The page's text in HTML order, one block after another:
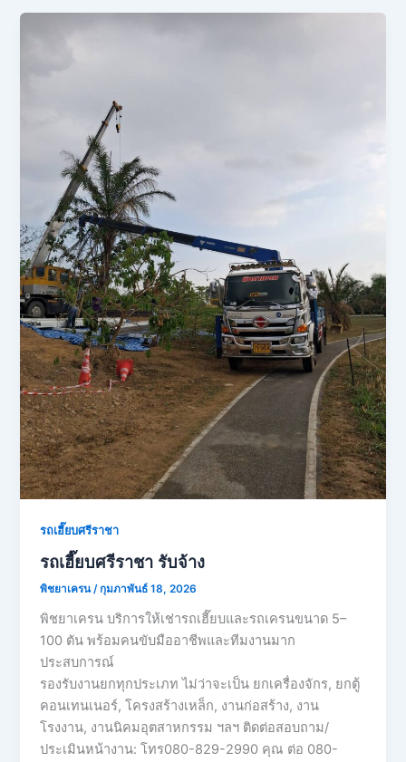
รถเฮี๊ยบศรีราชา
รถเฮี๊ยบศรีราชา รับจ้าง
พิชยาเครน/กุมภาพันธ์ 18, 2026
พิชยาเครน บริการให้เช่ารถเฮี๊ยบและรถเครนขนาด 5–
100 ตัน พร้อมคนขับมืออาชีพและทีมงานมาก
ประสบการณ์
รองรับงานยกทุกประเภท ไม่ว่าจะเป็น ยกเครื่องจักร, ยกตู้
คอนเทนเนอร์, โครงสร้างเหล็ก, งานก่อสร้าง, งาน
โรงงาน, งานนิคมอุตสาหกรรม ฯลฯ ติดต่อสอบถาม/
ประเมินหน้างาน: โทร080-829-2990 คุณ ต่อ 080-